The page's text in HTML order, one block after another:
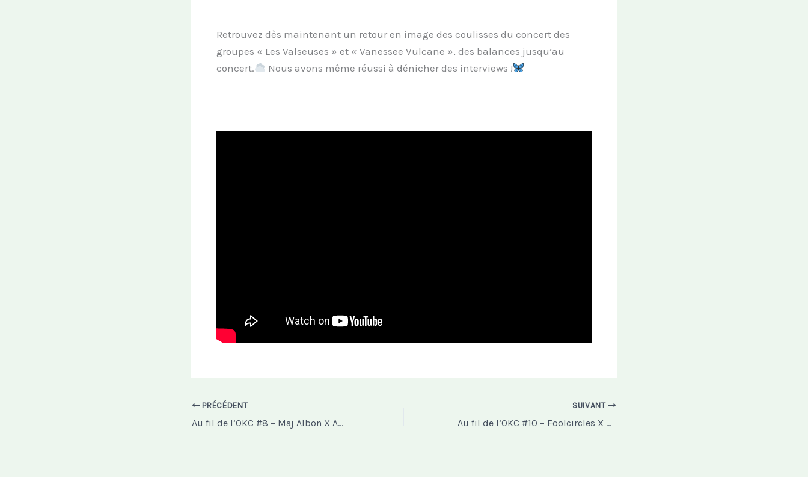
Retrouvez dès maintenant un retour en image des coulisses du concert des
groupes « Les Valseuses » et « Vanessee Vulcane », des balances jusqu’au
concert.
Nous avons même réussi à dénicher des interviews !
PRÉCÉDENT
Au fil de l’OKC #8 – Maj Albon X Amarouka
SUIVANT
Au fil de l’OKC #10 – Foolcircles X Kawanh